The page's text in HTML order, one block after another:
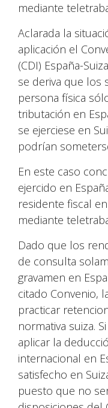
mediante
Aclarada la
aplicación el
(CDI) España-
se deriva que los
persona física
tributación en
se ejerciese en
podrían
En este caso
ejercido en
residente fiscal
mediante
Dado que los
de consulta
gravamen en
citado Convenio,
practicar
normativa suiza.
aplicar la
internacional en
satisfecho en
puesto que no